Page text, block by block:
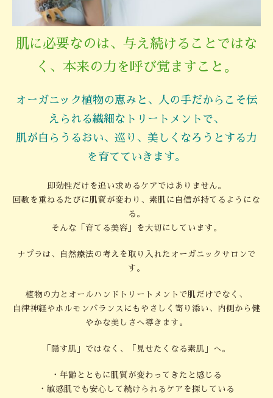
肌に必要なのは、与え続けることではな
く、本来の力を呼び覚ますこと。
オーガニック植物の恵みと、人の手だからこそ伝
えられる繊細なトリートメントで、
肌が自らうるおい、巡り、美しくなろうとする力
を育てていきます。
即効性だけを追い求めるケアではありません。
回数を重ねるたびに肌質が変わり、素肌に自信が持てるようにな
る。
そんな「育てる美容」を大切にしています。
ナプラは、自然療法の考えを取り入れたオーガニックサロンで
す。
植物の力とオールハンドトリートメントで肌だけでなく、
自律神経やホルモンバランスにもやさしく寄り添い、内側から健
やかな美しさへ導きます。
「隠す肌」ではなく、「見せたくなる素肌」へ。
・年齢とともに肌質が変わってきたと感じる
・敏感肌でも安心して続けられるケアを探している